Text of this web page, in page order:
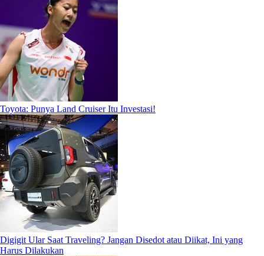
Toyota: Punya Land Cruiser Itu Investasi!
Digigit Ular Saat Traveling? Jangan Disedot atau Diikat, Ini yang
Harus Dilakukan